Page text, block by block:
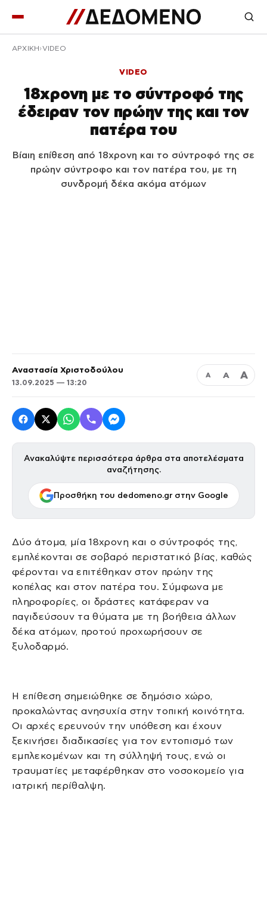
ΑΡΧΙΚΉ VIDEO
VIDEO
18χρονη με το σύντροφό της
έδειραν τον πρώην της και τον
πατέρα του
Βίαιη επίθεση από 18χρονη και το σύντροφό της σε
πρώην σύντροφο και τον πατέρα του, με τη
συνδρομή δέκα ακόμα ατόμων
Αναστασία Χριστοδούλου
13.09.2025 — 13:20
Α Α Α
Ανακαλύψτε περισσότερα άρθρα στα αποτελέσματα
αναζήτησης.
Προσθήκη του dedomeno.gr στην Google
Δύο άτομα, μία 18χρονη και ο σύντροφός της,
εμπλέκονται σε σοβαρό περιστατικό βίας, καθώς
φέρονται να επιτέθηκαν στον πρώην της
κοπέλας και στον πατέρα του. Σύμφωνα με
πληροφορίες, οι δράστες κατάφεραν να
παγιδεύσουν τα θύματα με τη βοήθεια άλλων
δέκα ατόμων, προτού προχωρήσουν σε
ξυλοδαρμό.
Η επίθεση σημειώθηκε σε δημόσιο χώρο,
προκαλώντας ανησυχία στην τοπική κοινότητα.
Οι αρχές ερευνούν την υπόθεση και έχουν
ξεκινήσει διαδικασίες για τον εντοπισμό των
εμπλεκομένων και τη σύλληψή τους, ενώ οι
τραυματίες μεταφέρθηκαν στο νοσοκομείο για
ιατρική περίθαλψη.